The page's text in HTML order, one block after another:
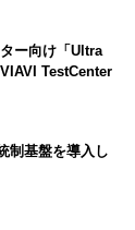
ー向け「Ultra
TestCenter
制基盤を導入し